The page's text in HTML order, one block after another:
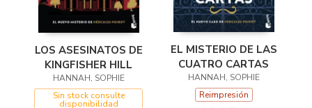
LOS ASESINATOS DE
KINGFISHER HILL
HANNAH, SOPHIE
Sin stock consulte
disponibilidad
EL MISTERIO DE LAS
CUATRO CARTAS
HANNAH, SOPHIE
Reimpresión